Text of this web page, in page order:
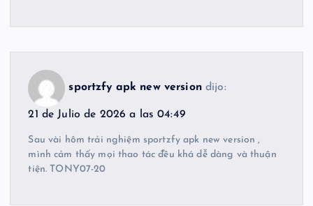
sportzfy apk new version dijo:
21 de Julio de 2026 a las 04:49
Sau vài hôm trải nghiệm sportzfy apk new version ,
mình cảm thấy mọi thao tác đều khá dễ dàng và thuận
tiện. TONY07-20